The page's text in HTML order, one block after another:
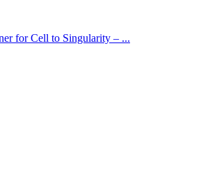
for Cell to Singularity – ...